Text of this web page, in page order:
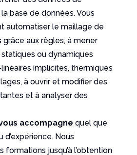
base de données. Vous
automatiser le maillage de
grâce aux règles, à mener
ou dynamiques
implicites, thermiques
à ouvrir et modifier des
et à analyser des
accompagne quel que
d’expérience. Nous
formations jusqu’à l’obtention